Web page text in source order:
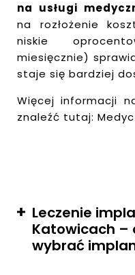
na usługi
na rozłożenie
niskie
miesięcznie)
staje się bardziej
Więcej informacji
znaleźć tutaj:
Leczenie
Katowicach –
wybrać